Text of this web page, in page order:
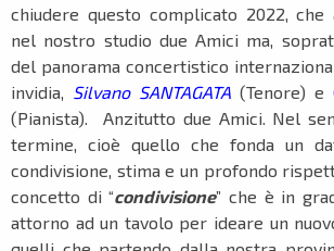
chiudere questo complicato 2022, che
nel nostro studio due Amici ma,
del panorama concertistico
invidia, Silvano SANTAGATA (Tenore) e
(Pianista). Anzitutto due Amici. Nel
termine, cioè quello che fonda un
condivisione, stima e un profondo
concetto di “condivisione” che è in
attorno ad un tavolo per ideare un